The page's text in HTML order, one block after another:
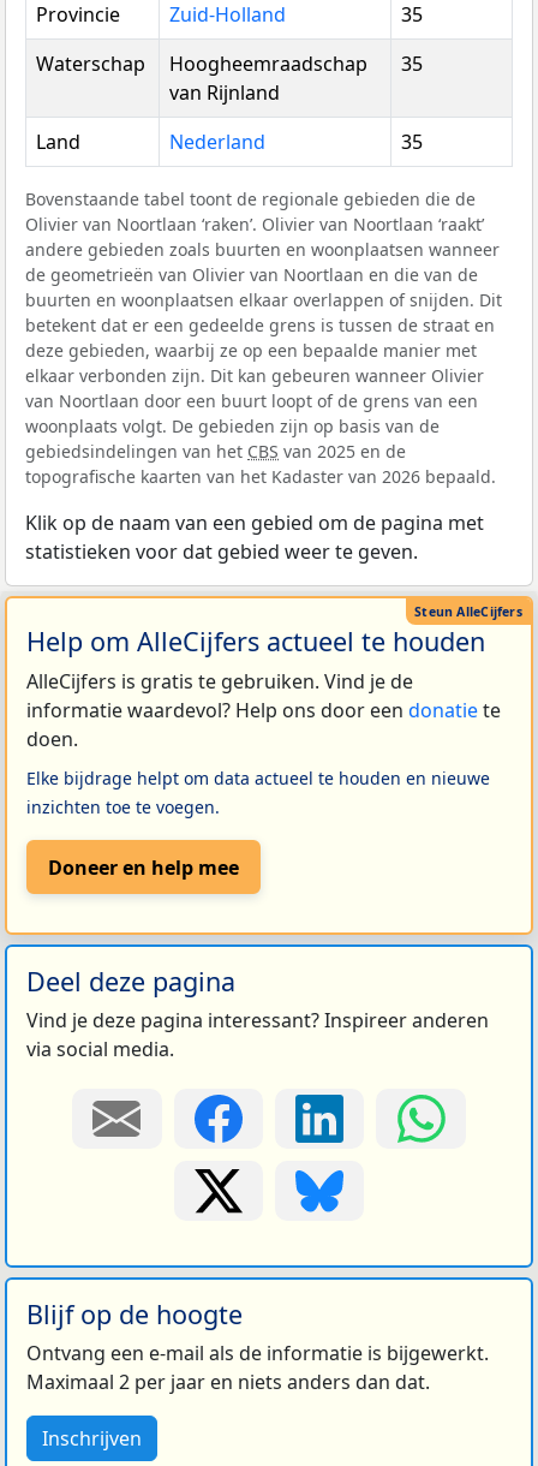
Provincie
Zuid-Holland
35
Waterschap
Hoogheemraadschap
van Rijnland
35
Land Nederland 35
Bovenstaande tabel toont de regionale gebieden die de
Olivier van Noortlaan ‘raken’. Olivier van Noortlaan ‘raakt’
andere gebieden zoals buurten en woonplaatsen wanneer
de geometrieën van Olivier van Noortlaan en die van de
buurten en woonplaatsen elkaar overlappen of snijden. Dit
betekent dat er een gedeelde grens is tussen de straat en
deze gebieden, waarbij ze op een bepaalde manier met
elkaar verbonden zijn. Dit kan gebeuren wanneer Olivier
van Noortlaan door een buurt loopt of de grens van een
woonplaats volgt. De gebieden zijn op basis van de
gebiedsindelingen van het CBS van 2025 en de
topografische kaarten van het Kadaster van 2026 bepaald.
Klik op de naam van een gebied om de pagina met
statistieken voor dat gebied weer te geven.
Help om AlleCijfers actueel te houden
AlleCijfers is gratis te gebruiken. Vind je de
informatie waardevol? Help ons door een donatiete
doen.
Elke bijdrage helpt om data actueel te houden en nieuwe
inzichten toe te voegen.
Doneer en help mee
Deel deze pagina
Vind je deze pagina interessant? Inspireer anderen
via social media.
Blijf op de hoogte
Ontvang een e-mail als de informatie is bijgewerkt.
Maximaal 2 per jaar en niets anders dan dat.
Inschrijven